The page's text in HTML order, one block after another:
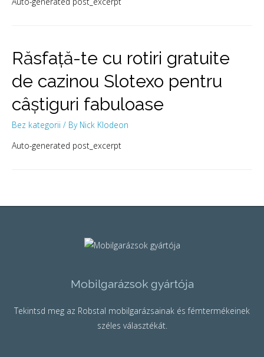
Răsfață-te cu rotiri gratuite
de cazinou Slotexo pentru
câștiguri fabuloase
Bez kategorii / By Nick Klodeon
Auto-generated post_excerpt
Mobilgarázsok gyártója
Tekintsd meg az Robstal mobilgarázsainak és fémtermékeinek
széles választékát.